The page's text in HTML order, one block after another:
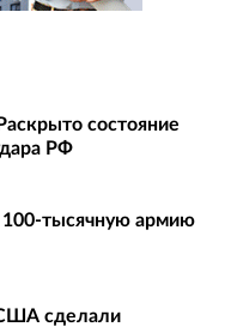
состояние
РФ
тысячную армию
сделали